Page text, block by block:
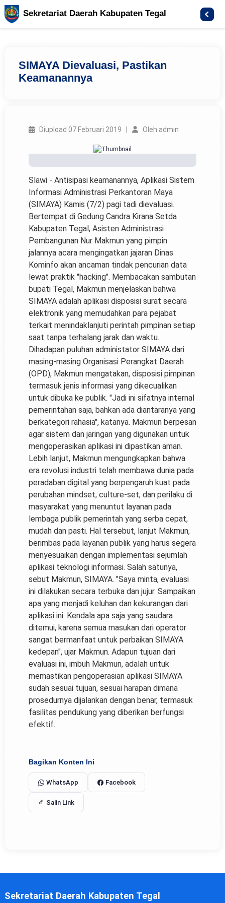
Sekretariat Daerah Kabupaten Tegal
SIMAYA Dievaluasi, Pastikan
Keamanannya
Diupload 07 Februari 2019 | Oleh admin
Slawi - Antisipasi keamanannya, Aplikasi Sistem
Informasi Administrasi Perkantoran Maya
(SIMAYA) Kamis (7/2) pagi tadi dievaluasi.
Bertempat di Gedung Candra Kirana Setda
Kabupaten Tegal, Asisten Administrasi
Pembangunan Nur Makmun yang pimpin
jalannya acara mengingatkan jajaran Dinas
Kominfo akan ancaman tindak pencurian data
lewat praktik "hacking". Membacakan sambutan
bupati Tegal, Makmun menjelaskan bahwa
SIMAYA adalah aplikasi disposisi surat secara
elektronik yang memudahkan para pejabat
terkait menindaklanjuti perintah pimpinan setiap
saat tanpa terhalang jarak dan waktu.
Dihadapan puluhan administator SIMAYA dari
masing-masing Organisasi Perangkat Daerah
(OPD), Makmun mengatakan, disposisi pimpinan
termasuk jenis informasi yang dikecualikan
untuk dibuka ke publik. "Jadi ini sifatnya internal
pemerintahan saja, bahkan ada diantaranya yang
berkategori rahasia", katanya. Makmun berpesan
agar sistem dan jaringan yang digunakan untuk
mengoperasikan aplikasi ini dipastikan aman.
Lebih lanjut, Makmun mengungkapkan bahwa
era revolusi industri telah membawa dunia pada
peradaban digital yang berpengaruh kuat pada
perubahan mindset, culture-set, dan perilaku di
masyarakat yang menuntut layanan pada
lembaga publik pemerintah yang serba cepat,
mudah dan pasti. Hal tersebut, lanjut Makmun,
berimbas pada layanan publik yang harus segera
menyesuaikan dengan implementasi sejumlah
aplikasi teknologi informasi. Salah satunya,
sebut Makmun, SIMAYA. "Saya minta, evaluasi
ini dilakukan secara terbuka dan jujur. Sampaikan
apa yang menjadi keluhan dan kekurangan dari
aplikasi ini. Kendala apa saja yang saudara
ditemui, karena semua masukan dari operator
sangat bermanfaat untuk perbaikan SIMAYA
kedepan", ujar Makmun. Adapun tujuan dari
evaluasi ini, imbuh Makmun, adalah untuk
memastikan pengoperasian aplikasi SIMAYA
sudah sesuai tujuan, sesuai harapan dimana
prosedurnya dijalankan dengan benar, termasuk
fasilitas pendukung yang diberikan berfungsi
efektif.
Bagikan Konten Ini
WhatsApp Facebook
Salin Link
Sekretariat Daerah Kabupaten Tegal